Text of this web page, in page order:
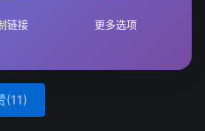
链接 更多选项
(11)